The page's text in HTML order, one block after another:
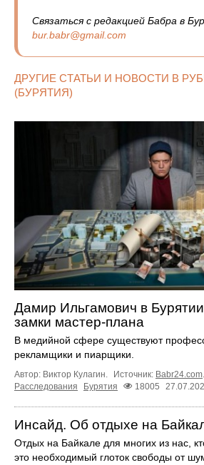
Связаться с редакцией Бабра в
bur.babr@gmail.com
ДРУГИЕ СТАТЬИ И НОВОСТИ В
(БУРЯТИЯ)
Дамир Ильгамович в
замки мастер-плана
В медийной сфере существуют
рекламщики и пиарщики.
Автор: Виктор Кулагин. Источник: Babr24.com.
Расследования
Бурятия 18005
Инсайд. Об отдыхе на
Отдых на Байкале для многих из нас,
это необходимый глоток свободы от